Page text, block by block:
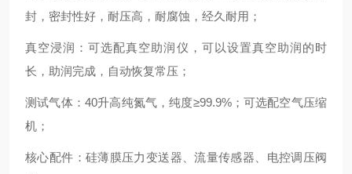
封，密封性好，耐压高，耐腐蚀，经久耐用；
真空浸润：可选配真空助润仪，可以设置真空助润的时
长，助润完成，自动恢复常压；
测试气体： 40升高纯氮气，纯度≥99.9%；可选配空气压缩
机；
核心配件：硅薄膜压力变送器、流量传感器、电控调压阀